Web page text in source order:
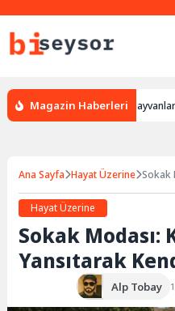
Magazin Haberleri
leylek yön bulması, hayvanlarda
Ana Sayfa Hayat Üzerine Sokak
Hayat Üzerine
Sokak Modası:
Yansıtarak
Alp Tobay